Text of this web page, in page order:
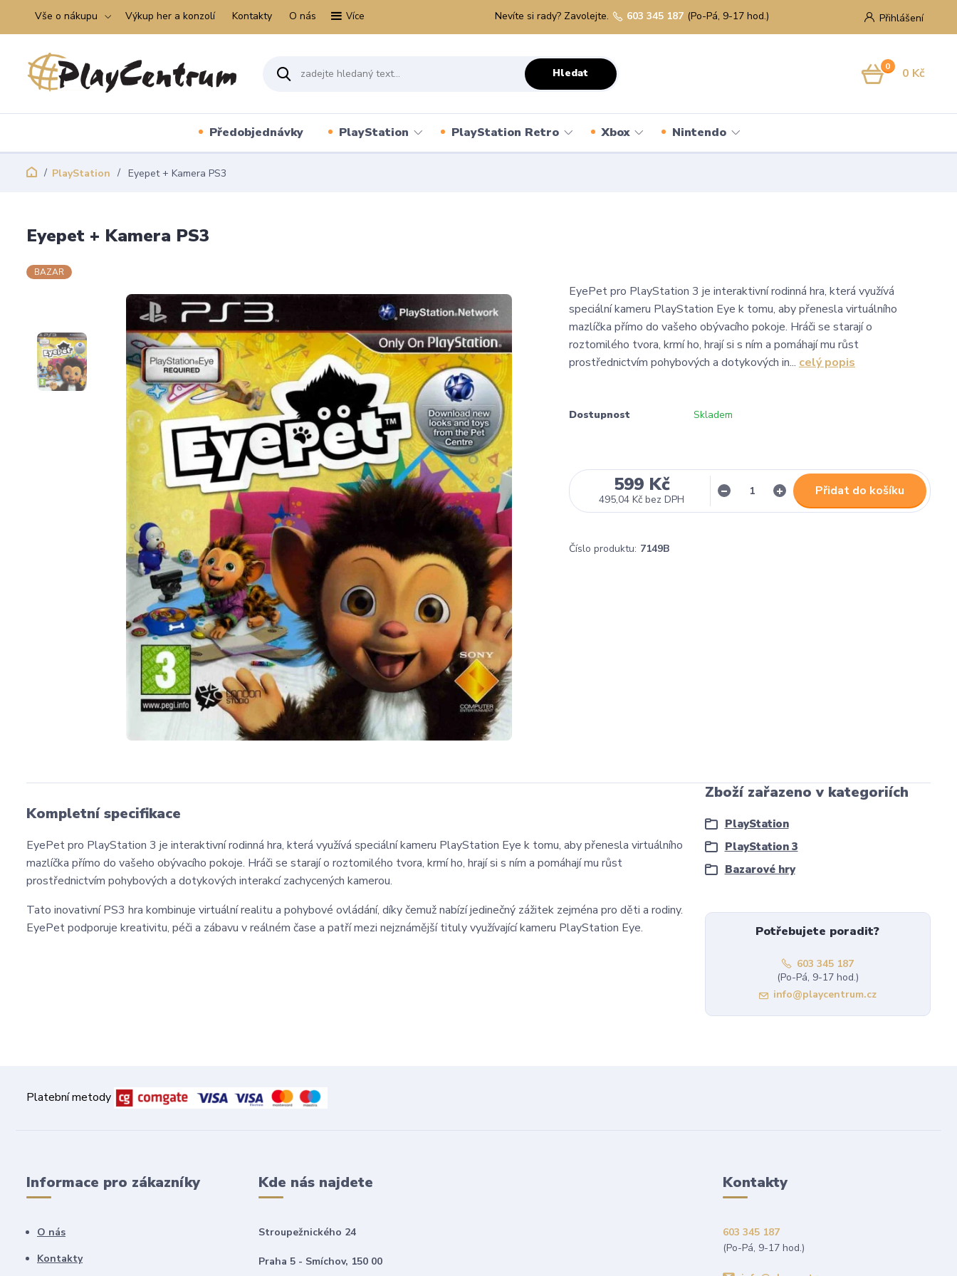
Vše o nákupu Výkup her a konzolí Kontakty O nás Více Přihlášení
Hledat
Nevíte si rady? Zavolejte. 603 345 187 (Po-Pá, 9-17 hod.)
0 0 Kč
Předobjednávky PlayStation PlayStation Retro Xbox Nintendo
PlayStation Eyepet + Kamera PS3
Eyepet + Kamera PS3
BAZAR
EyePet pro PlayStation 3 je interaktivní rodinná hra, která využívá
speciální kameru PlayStation Eye k tomu, aby přenesla virtuálního
mazlíčka přímo do vašeho obývacího pokoje. Hráči se starají o
roztomilého tvora, krmí ho, hrají si s ním a pomáhají mu růst
prostřednictvím pohybových a dotykových in... celý popis
Dostupnost Skladem
599 Kč
495,04 Kč bez DPH
Přidat do košíku
Číslo produktu: 7149B
Kompletní specifikace
EyePet pro PlayStation 3 je interaktivní rodinná hra, která využívá speciální kameru PlayStation Eye k tomu, aby přenesla virtuálního
mazlíčka přímo do vašeho obývacího pokoje. Hráči se starají o roztomilého tvora, krmí ho, hrají si s ním a pomáhají mu růst
prostřednictvím pohybových a dotykových interakcí zachycených kamerou.
Tato inovativní PS3 hra kombinuje virtuální realitu a pohybové ovládání, díky čemuž nabízí jedinečný zážitek zejména pro děti a rodiny.
EyePet podporuje kreativitu, péči a zábavu v reálném čase a patří mezi nejznámější tituly využívající kameru PlayStation Eye.
Zboží zařazeno v kategoriích
PlayStation
PlayStation 3
Bazarové hry
Potřebujete poradit?
603 345 187
(Po-Pá, 9-17 hod.)
info@playcentrum.cz
Platební metody
Informace pro zákazníky
O nás
Kontakty
Kde nás najdete
Stroupežnického 24
Praha 5 - Smíchov, 150 00
Kontakty
603 345 187
(Po-Pá, 9-17 hod.)